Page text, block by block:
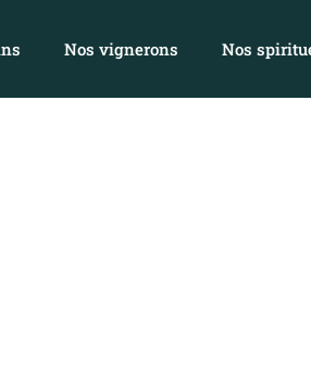
Nos vignerons Nos